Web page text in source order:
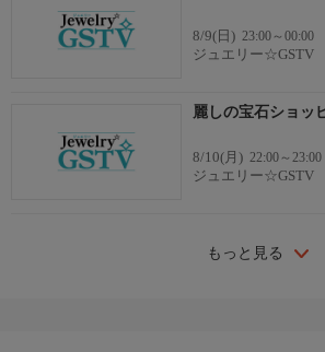
8/9(日) 23:00～00:00
ジュエリー☆GSTV
麗しの宝石ショッ
8/10(月) 22:00～23:00
ジュエリー☆GSTV
もっと見る